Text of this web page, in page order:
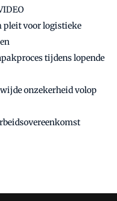
pleit voor logistieke
tijdens lopende
onzekerheid volop